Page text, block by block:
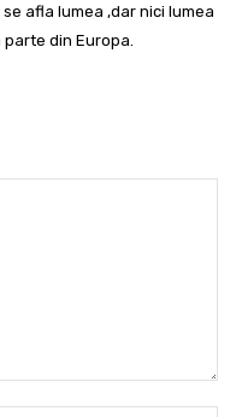
afla lumea ,dar nici lumea
din Europa.